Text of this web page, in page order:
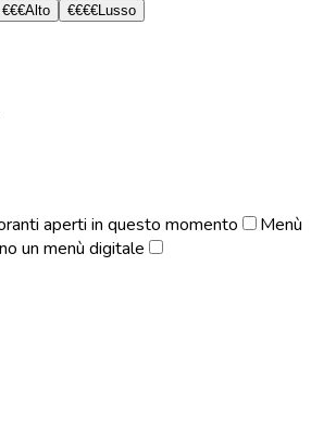
€€€Alto €€€€ Lusso
aperti in questo momento
Menù
un menù digitale